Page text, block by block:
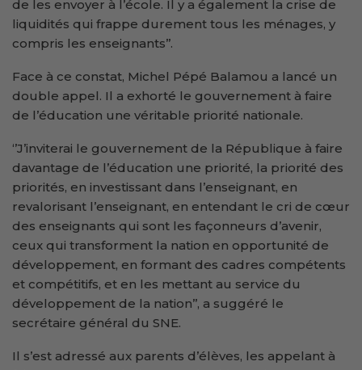
de les envoyer à l’école. Il y a également la crise de
liquidités qui frappe durement tous les ménages, y
compris les enseignants’’.
Face à ce constat, Michel Pépé Balamou a lancé un
double appel. Il a exhorté le gouvernement à faire
de l’éducation une véritable priorité nationale.
‘’J’inviterai le gouvernement de la République à faire
davantage de l’éducation une priorité, la priorité des
priorités, en investissant dans l’enseignant, en
revalorisant l’enseignant, en entendant le cri de cœur
des enseignants qui sont les façonneurs d’avenir,
ceux qui transforment la nation en opportunité de
développement, en formant des cadres compétents
et compétitifs, et en les mettant au service du
développement de la nation’’, a suggéré le
secrétaire général du SNE.
Il s’est adressé aux parents d’élèves, les appelant à